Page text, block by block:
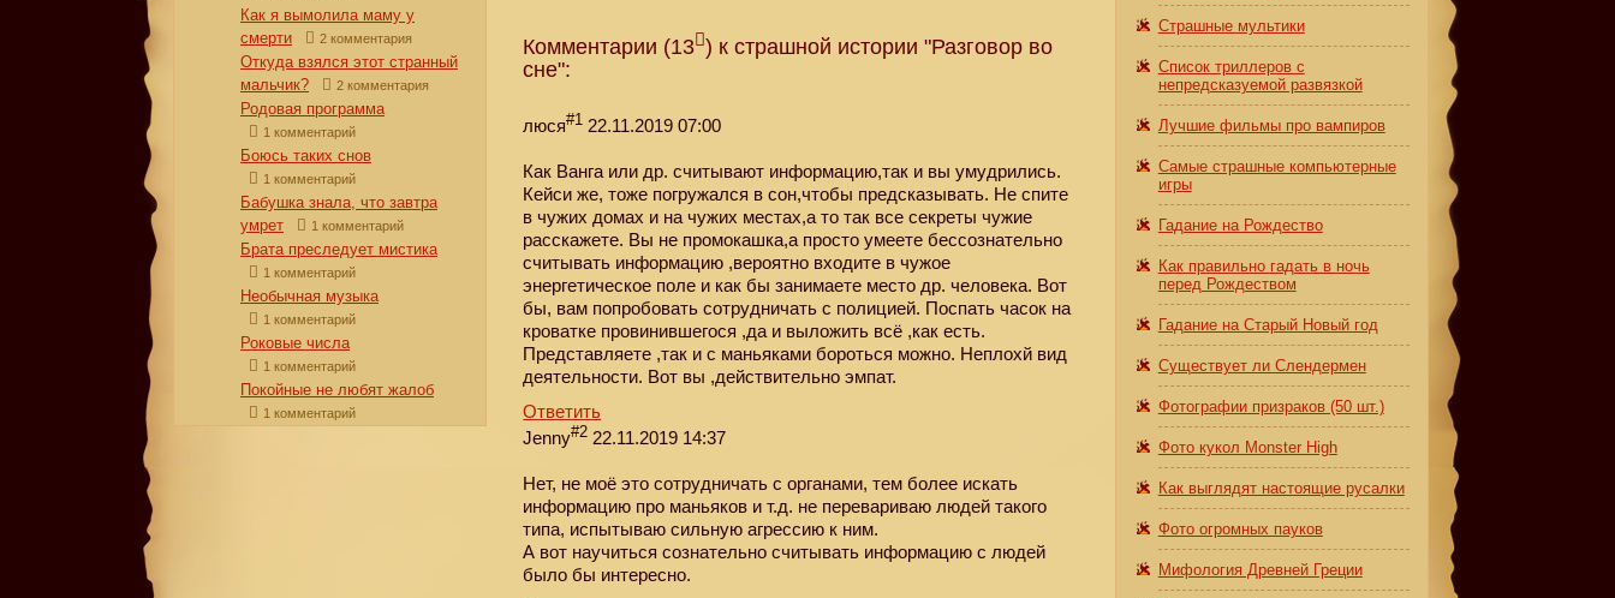
Комментарии (13 ) к страшной истории "Разговор во
сне":
люся#1 22.11.2019 07:00
Как Ванга или др. считывают информацию,так и вы умудрились.
Кейси же, тоже погружался в сон,чтобы предсказывать. Не спите
в чужих домах и на чужих местах,а то так все секреты чужие
расскажете. Вы не промокашка,а просто умеете бессознательно
считывать информацию ,вероятно входите в чужое
энергетическое поле и как бы занимаете место др. человека. Вот
бы, вам попробовать сотрудничать с полицией. Поспать часок на
кроватке провинившегося ,да и выложить всё ,как есть.
Представляете ,так и с маньяками бороться можно. Неплохй вид
деятельности. Вот вы ,действительно эмпат.
Ответить
Jenny#2 22.11.2019 14:37
Нет, не моё это сотрудничать с органами, тем более искать
информацию про маньяков и т.д. не перевариваю людей такого
типа, испытываю сильную агрессию к ним.
А вот научиться сознательно считывать информацию с людей
было бы интересно.
Как я вымолила маму у
смерти
2 комментария
Откуда взялся этот странный
мальчик?
2 комментария
Родовая программа
1 комментарий
Боюсь таких снов
1 комментарий
Бабушка знала, что завтра
умрет
1 комментарий
Брата преследует мистика
1 комментарий
Необычная музыка
1 комментарий
Роковые числа
1 комментарий
Покойные не любят жалоб
1 комментарий
Страшные мультики
Список триллеров с
непредсказуемой развязкой
Лучшие фильмы про вампиров
Самые страшные компьютерные
игры
Гадание на Рождество
Как правильно гадать в ночь
перед Рождеством
Гадание на Старый Новый год
Существует ли Слендермен
Фотографии призраков (50 шт.)
Фото кукол Monster High
Как выглядят настоящие русалки
Фото огромных пауков
Мифология Древней Греции